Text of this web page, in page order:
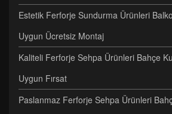
Estetik Ferforje Sundurma Ürünleri
Uygun Ücretsiz Montaj
Kaliteli Ferforje Sehpa Ürünleri Bahçe
Uygun Fırsat
Paslanmaz Ferforje Sehpa Ürünleri